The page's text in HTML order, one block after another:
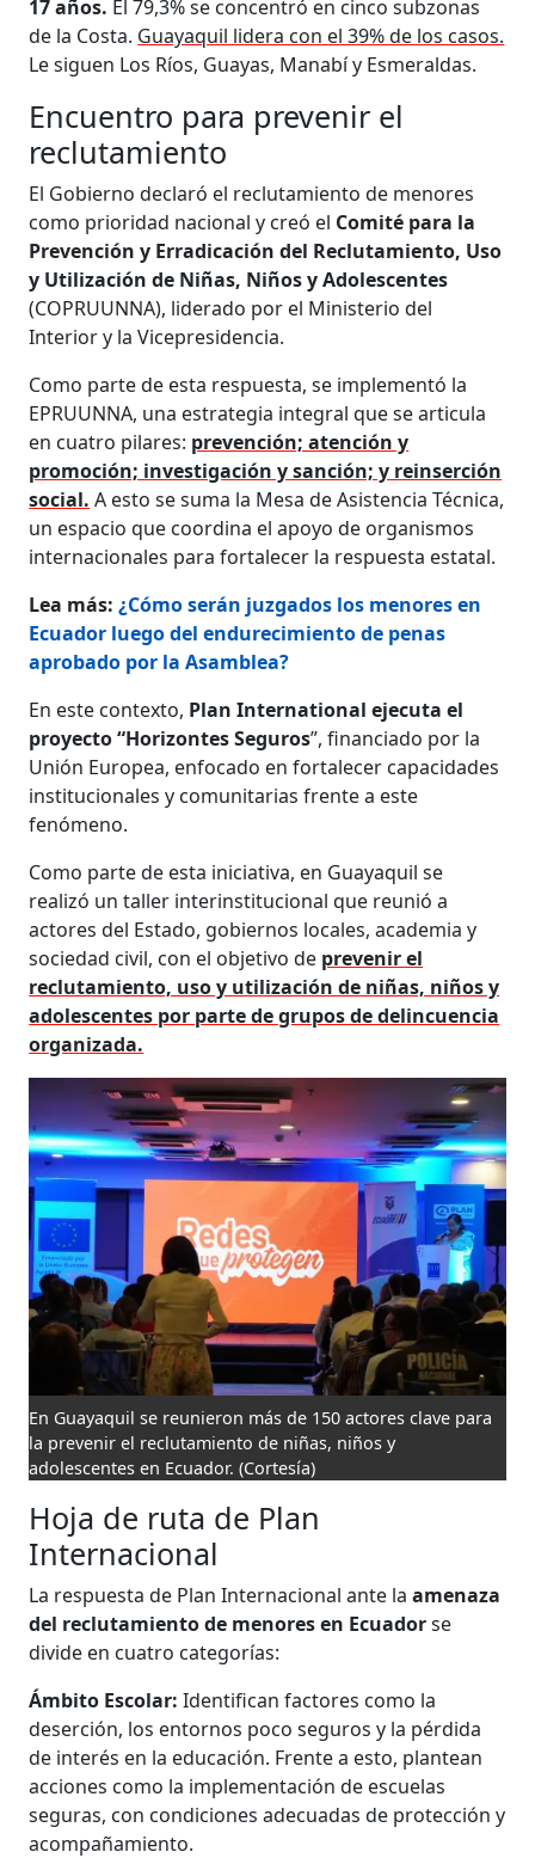
17 años. El 79,3% se concentró en cinco subzonas
de la Costa. Guayaquil lidera con el 39% de los casos.
Le siguen Los Ríos, Guayas, Manabí y Esmeraldas.
Encuentro para prevenir el
reclutamiento
El Gobierno declaró el reclutamiento de menores
como prioridad nacional y creó el Comité para la
Prevención y Erradicación del Reclutamiento, Uso
y Utilización de Niñas, Niños y Adolescentes
(COPRUUNNA), liderado por el Ministerio del
Interior y la Vicepresidencia.
Como parte de esta respuesta, se implementó la
EPRUUNNA, una estrategia integral que se articula
en cuatro pilares: prevención; atención y
promoción; investigación y sanción; y reinserción
social. A esto se suma la Mesa de Asistencia Técnica,
un espacio que coordina el apoyo de organismos
internacionales para fortalecer la respuesta estatal.
Lea más:¿Cómo serán juzgados los menores en
Ecuador luego del endurecimiento de penas
aprobado por la Asamblea?
En este contexto, Plan International ejecuta el
proyecto “Horizontes Seguros”, financiado por la
Unión Europea, enfocado en fortalecer capacidades
institucionales y comunitarias frente a este
fenómeno.
Como parte de esta iniciativa, en Guayaquil se
realizó un taller interinstitucional que reunió a
actores del Estado, gobiernos locales, academia y
sociedad civil, con el objetivo de prevenir el
reclutamiento, uso y utilización de niñas, niños y
adolescentes por parte de grupos de delincuencia
organizada.
En Guayaquil se reunieron más de 150 actores clave para
la prevenir el reclutamiento de niñas, niños y
adolescentes en Ecuador. (Cortesía)
Hoja de ruta de Plan
Internacional
La respuesta de Plan Internacional ante la amenaza
del reclutamiento de menores en Ecuadorse
divide en cuatro categorías:
Ámbito Escolar:Identifican factores como la
deserción, los entornos poco seguros y la pérdida
de interés en la educación. Frente a esto, plantean
acciones como la implementación de escuelas
seguras, con condiciones adecuadas de protección y
acompañamiento.